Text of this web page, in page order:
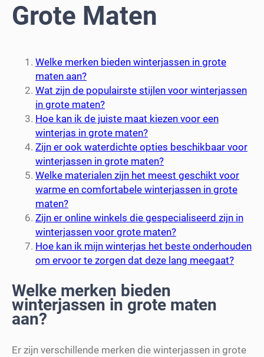
Grote Maten
Welke merken bieden winterjassen in grote
maten aan?
Wat zijn de populairste stijlen voor winterjassen
in grote maten?
Hoe kan ik de juiste maat kiezen voor een
winterjas in grote maten?
Zijn er ook waterdichte opties beschikbaar voor
winterjassen in grote maten?
Welke materialen zijn het meest geschikt voor
warme en comfortabele winterjassen in grote
maten?
Zijn er online winkels die gespecialiseerd zijn in
winterjassen voor grote maten?
Hoe kan ik mijn winterjas het beste onderhouden
om ervoor te zorgen dat deze lang meegaat?
Welke merken bieden
winterjassen in grote maten
aan?
Er zijn verschillende merken die winterjassen in grote